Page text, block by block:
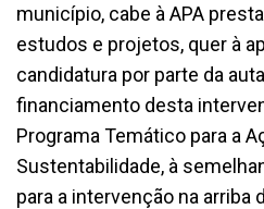
município, cabe à APA
estudos e projetos, quer à
candidatura por parte da
financiamento desta
Programa Temático para a
Sustentabilidade, à
para a intervenção na arriba